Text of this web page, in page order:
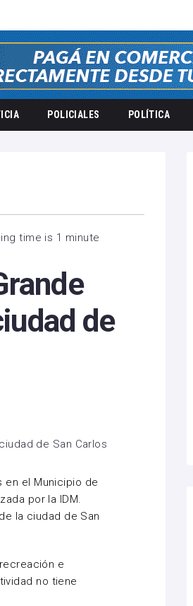
POLICIALES POLÍTICA
time is 1 minute
de
en el Municipio de
por la IDM.
la ciudad de San
e
no tiene